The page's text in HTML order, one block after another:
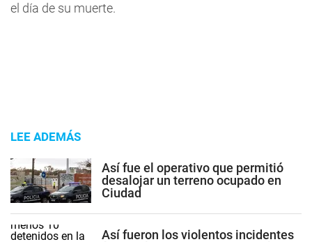
el día de su muerte.
LEE ADEMÁS
Así fue el operativo que permitió
desalojar un terreno ocupado en
Ciudad
Así fueron los violentos incidentes